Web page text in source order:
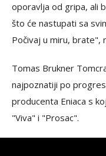
oporavlja od gripa, ali
što će nastupati sa
Počivaj u miru, brate",
Tomas Brukner
najpoznatiji po
producenta Eniaca s
"Viva" i "Prosac".